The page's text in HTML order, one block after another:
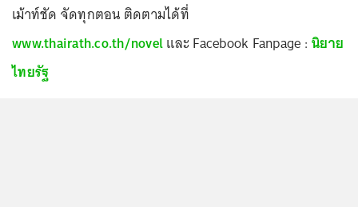
เม้าท์ชัด จัดทุกตอน ติดตามได้ที่
www.thairath.co.th/novelและ Facebook Fanpage : นิยาย
ไทยรัฐ